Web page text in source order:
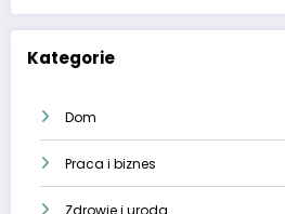
Kategorie
Dom
Praca i biznes